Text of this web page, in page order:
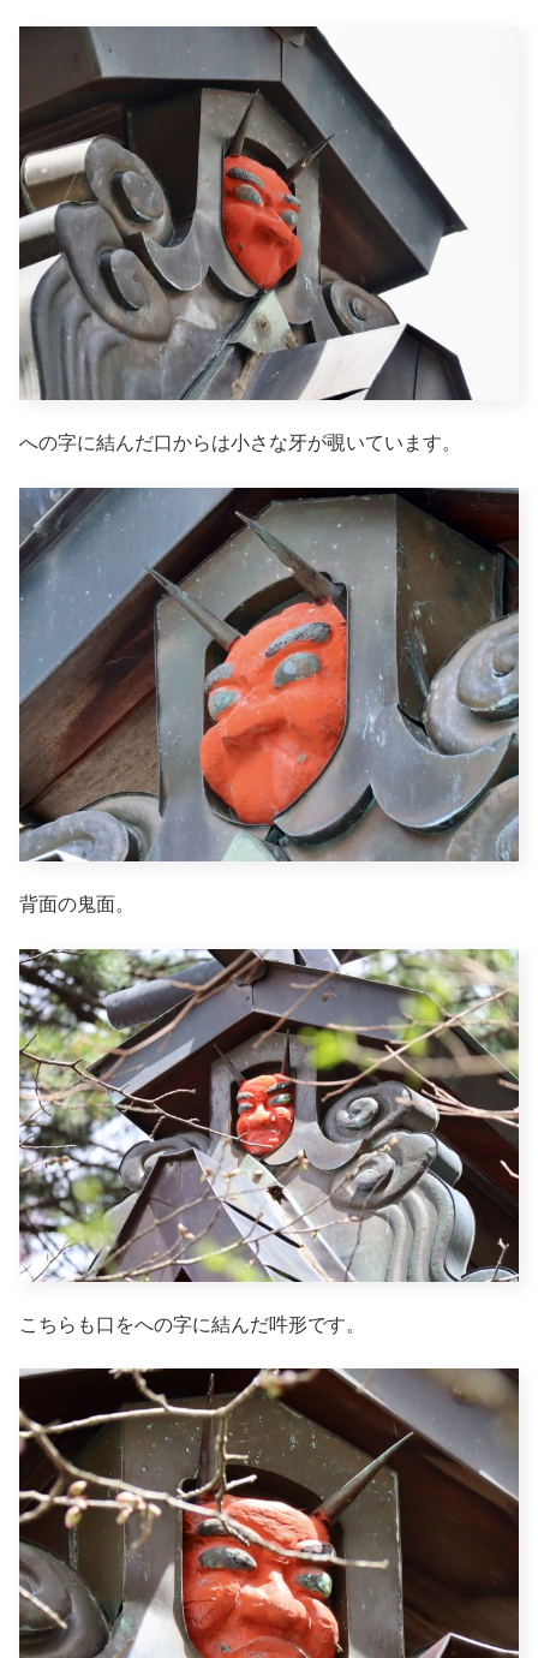
への字に結んだ口からは小さな牙が覗いています。
背面の鬼面。
こちらも口をへの字に結んだ吽形です。